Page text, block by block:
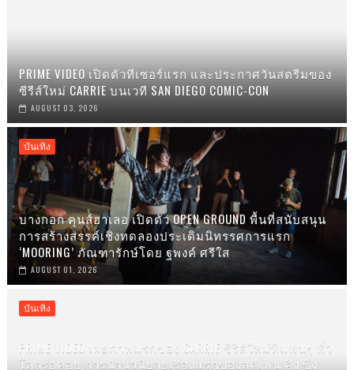
PRIME VIDEO เปิดตัวทีเซอร์แรก และประกาศวันสตรีมของ
ซีรีส์ใหม่ CARRIE บนเวที SAN DIEGO COMIC-CON
AUGUST 03, 2026
บันเทิง
บางกอก คุนส์ฮาเลอ เปิดตัว OPEN GROUND พื้นที่สนับสนุน
การสร้างสรรค์เชิงทดลองประเดิมนิทรรศการแรก
‘MOORING’ ภัณฑารักษ์โดย ฐพงค์ ศรีใส
AUGUST 01, 2026
บันเทิง
PRIME VIDEO เผยภาพแรกของ CARRIE ซีรีส์ใหม่ที่แฟนๆ ทั่ว
โลกรอคอย การนำนวนิยายเรื่องแรกของสตีเฟน คิง ซึ่ง